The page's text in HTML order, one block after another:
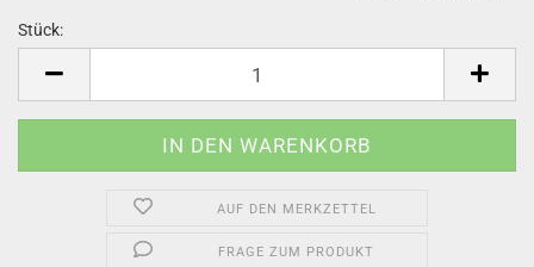
Stück:
AUF DEN MERKZETTEL
FRAGE ZUM PRODUKT